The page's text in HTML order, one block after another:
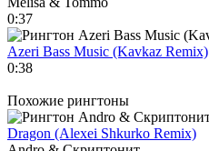
0:37
Azeri Bass Music (Kavkaz Remix)
0:38
Похожие рингтоны
Dragon (Alexei Shkurko Remix)